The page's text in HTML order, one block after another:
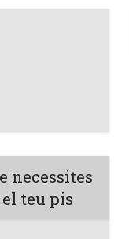
necessites
teu pis